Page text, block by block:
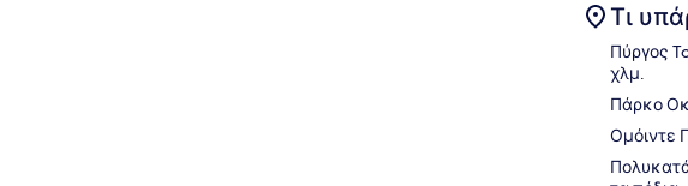
Τι
Πύργος
χλμ.
Πάρκο
Ομόιντε